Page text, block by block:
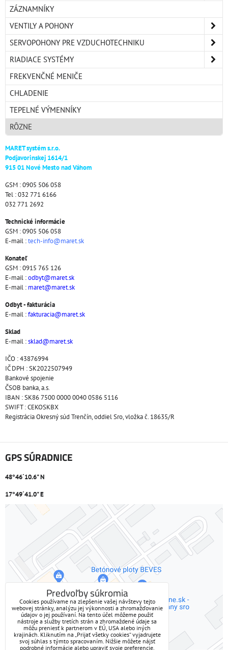
ZÁZNAMNÍKY
VENTILY A POHONY
SERVOPOHONY PRE VZDUCHOTECHNIKU
RIADIACE SYSTÉMY
FREKVENČNÉ MENIČE
CHLADENIE
TEPELNÉ VÝMENNÍKY
RÔZNE
MARET systém s.r.o.
Podjavorinskej 1614/1
915 01 Nové Mesto nad Váhom
GSM : 0905 506 058
Tel : 032 771 6166
032 771 2692
Technické informácie
GSM : 0905 506 058
E-mail :tech-info@maret.sk
Konateľ
GSM : 0915 765 126
E-mail :odbyt@maret.sk
E-mail : maret@maret.sk
Odbyt - fakturácia
E-mail :fakturacia@maret.sk
Sklad
E-mail :sklad@maret.sk
IČO : 43876994
IČ DPH : SK2022507949
Bankové spojenie
ČSOB banka, a.s.
IBAN : SK86 7500 0000 0040 0586 5116
SWIFT : CEKOSKBX
Registrácia Okresný súd Trenčín, oddiel Sro, vložka č. 18635/R
GPS SÚRADNICE
48°46´10.6" N
17°49´41.0" E
Externý obsah je blokovaný Voľbami súkromia
Prajete si načítať externý obsah?
Povoliť tentokrát
Povoliť a zapamätať - súhlas s druhom cookie: Funkčné
Otvoriť obsah v novom okne
Predvoľby súkromia
Cookies používame na zlepšenie vašej návštevy tejto
webovej stránky, analýzu jej výkonnosti a zhromažďovanie
údajov o jej používaní. Na tento účel môžeme použiť
nástroje a služby tretích strán a zhromaždené údaje sa
môžu preniesť k partnerom v EÚ, USA alebo iných
krajinách. Kliknutím na „Prijať všetky cookies“ vyjadrujete
svoj súhlas s týmto spracovaním. Nižšie môžete nájsť
podrobné informácie alebo upraviť svoje preferencie.